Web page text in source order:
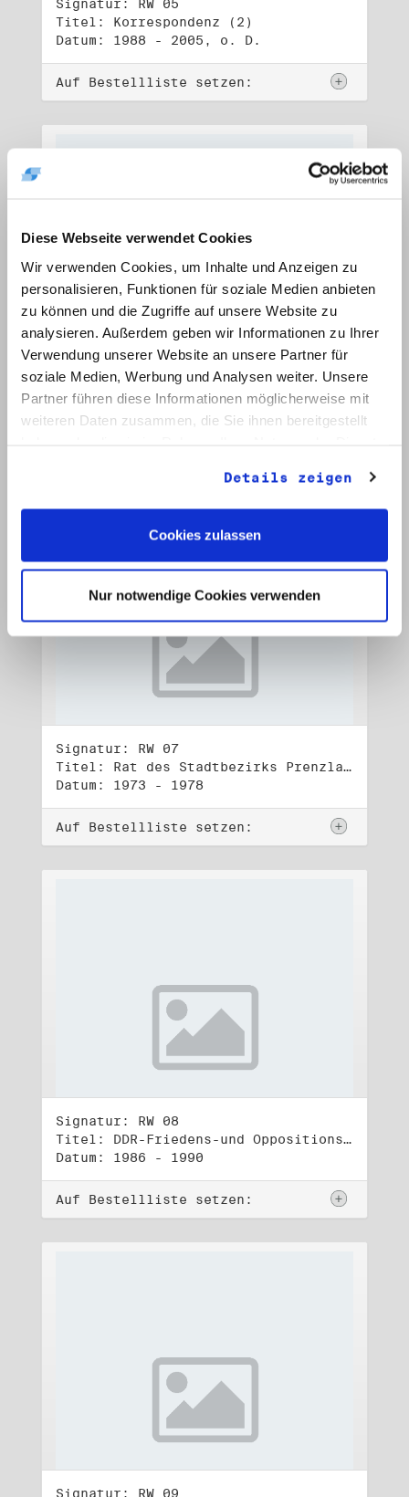
Diese Webseite verwendet Cookies
Wir verwenden Cookies, um Inhalte und Anzeigen zu
personalisieren, Funktionen für soziale Medien anbieten
zu können und die Zugriffe auf unsere Website zu
analysieren. Außerdem geben wir Informationen zu Ihrer
Verwendung unserer Website an unsere Partner für
soziale Medien, Werbung und Analysen weiter. Unsere
Partner führen diese Informationen möglicherweise mit
weiteren Daten zusammen, die Sie ihnen bereitgestellt
Details zeigen
Cookies zulassen
Nur notwendige Cookies verwenden
Signatur: RW 05
Titel: Korrespondenz (2)
Datum: 1988 - 2005, o. D.
Auf Bestellliste setzen:
Signatur: RW 06
Titel: Lebensdokumente
Datum: 1972 - 2001
Signatur: RW 07
Titel: Rat des Stadtbezirks Prenzlauer Berg in Berlin
Datum: 1973 - 1978
Auf Bestellliste setzen:
Signatur: RW 08
Titel: DDR-Friedens-und Oppositionsbewegung (1)
Datum: 1986 - 1990
Auf Bestellliste setzen:
Signatur: RW 09